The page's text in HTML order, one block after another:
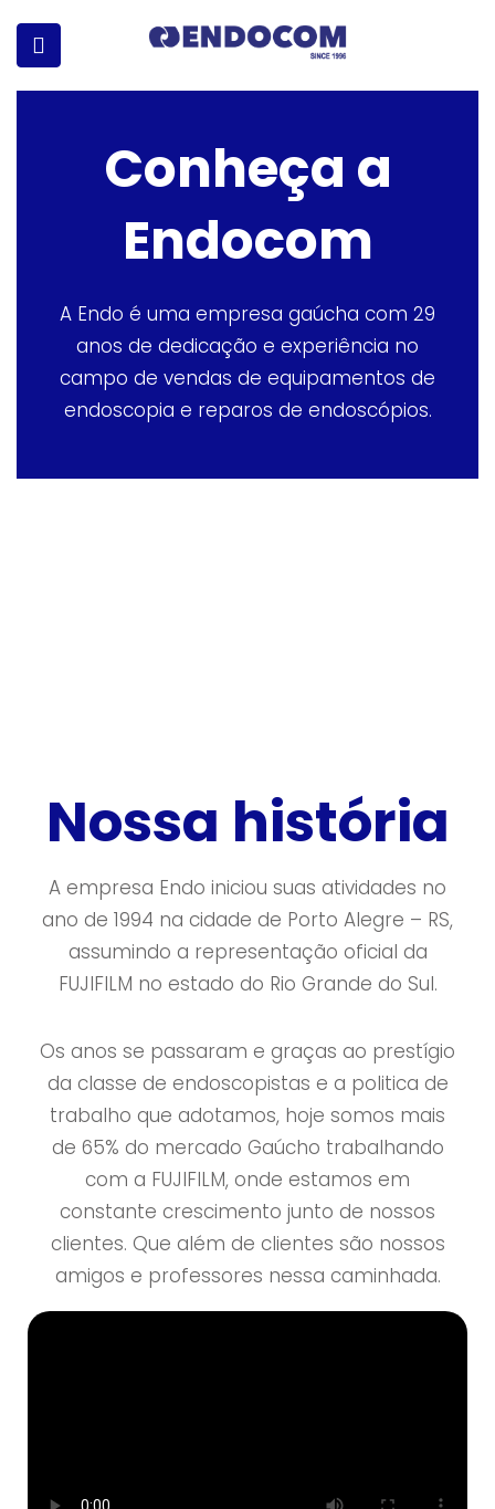
Conheça a
Endocom
A Endo é uma empresa gaúcha com 29
anos de dedicação e experiência no
campo de vendas de equipamentos de
endoscopia e reparos de endoscópios.
Nossa história
A empresa Endo iniciou suas atividades no
ano de 1994 na cidade de Porto Alegre – RS,
assumindo a representação oficial da
FUJIFILM no estado do Rio Grande do Sul.
Os anos se passaram e graças ao prestígio
da classe de endoscopistas e a politica de
trabalho que adotamos, hoje somos mais
de 65% do mercado Gaúcho trabalhando
com a FUJIFILM, onde estamos em
constante crescimento junto de nossos
clientes. Que além de clientes são nossos
amigos e professores nessa caminhada.